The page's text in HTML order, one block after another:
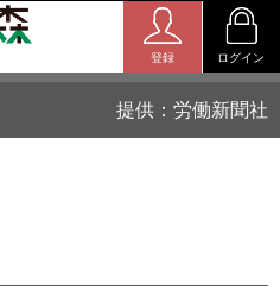
登録 ログイン
提供：労働新聞社